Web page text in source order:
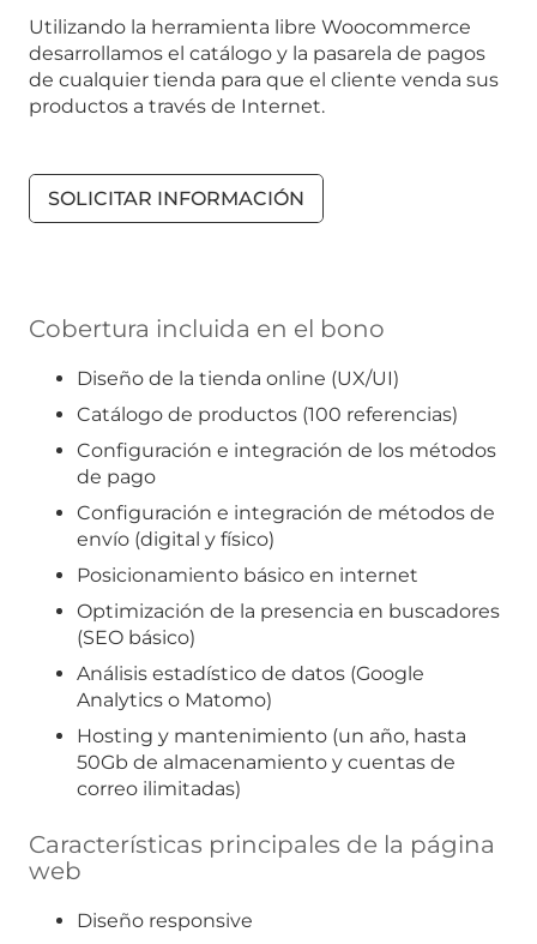
Utilizando la herramienta libre Woocommerce
desarrollamos el catálogo y la pasarela de pagos
de cualquier tienda para que el cliente venda sus
productos a través de Internet.
SOLICITAR INFORMACIÓN
Cobertura incluida en el bono
Diseño de la tienda online (UX/UI)
Catálogo de productos (100 referencias)
Configuración e integración de los métodos
de pago
Configuración e integración de métodos de
envío (digital y físico)
Posicionamiento básico en internet
Optimización de la presencia en buscadores
(SEO básico)
Análisis estadístico de datos (Google
Analytics o Matomo)
Hosting y mantenimiento (un año, hasta
50Gb de almacenamiento y cuentas de
correo ilimitadas)
Características principales de la página
web
Diseño responsive